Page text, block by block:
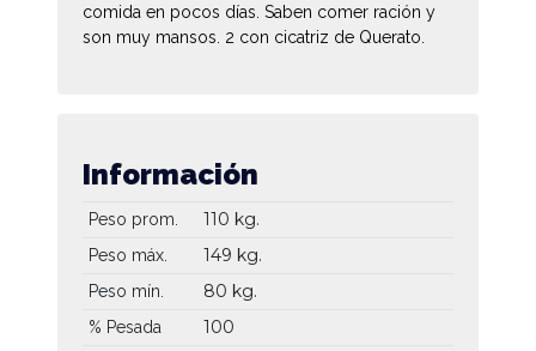
comida en pocos días. Saben comer ración y
son muy mansos. 2 con cicatriz de Querato.
Información
Peso prom. 110 kg.
Peso máx. 149 kg.
Peso mín. 80 kg.
% Pesada 100